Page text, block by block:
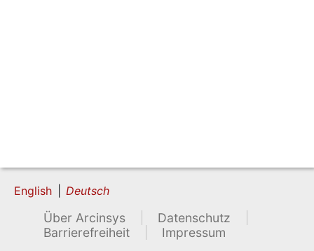
English Deutsch
Über Arcinsys
Datenschutz
Barrierefreiheit
Impressum